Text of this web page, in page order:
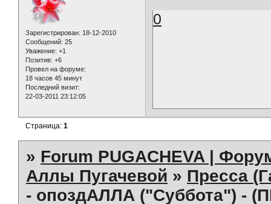
Зарегистрирован: 18-12-2010
Сообщений: 25
Уважение: +1
Позитив: +6
Провел на форуме:
18 часов 45 минут
Последний визит:
22-03-2011 23:12:05
0
Страница:1
» Forum PUGACHEVA |
Аллы Пугачевой » Пресса
- опоздАЛЛА ("Суббота") -